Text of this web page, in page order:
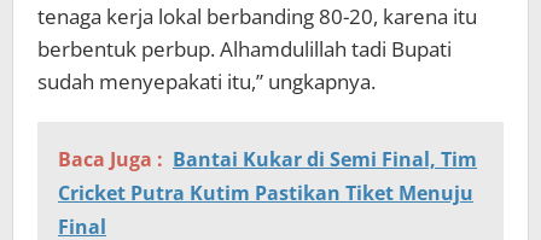
tenaga kerja lokal berbanding 80-20, karena itu
berbentuk perbup. Alhamdulillah tadi Bupati
sudah menyepakati itu,” ungkapnya.
Baca Juga : Bantai Kukar di Semi Final, Tim
Cricket Putra Kutim Pastikan Tiket Menuju
Final